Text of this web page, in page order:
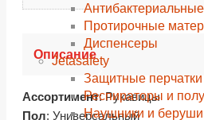
Протирочные
Диспенсеры
Jetasafety
Защитные
Респираторы и
Наушники и беруши
Описание
Ассортимент: Рукавицы
Пол: Универсальный